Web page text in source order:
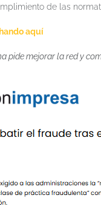
de las
aquí
pide mejorar la red y